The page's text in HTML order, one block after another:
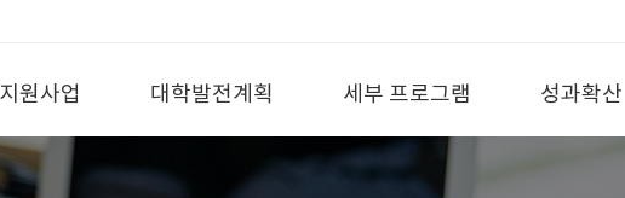
원사업 대학발전계획 세부 프로그램 성과확산